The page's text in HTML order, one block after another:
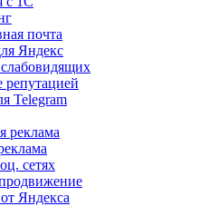
почта
Яндекс
репутацией
Telegram
реклама
сетях
Яндекса